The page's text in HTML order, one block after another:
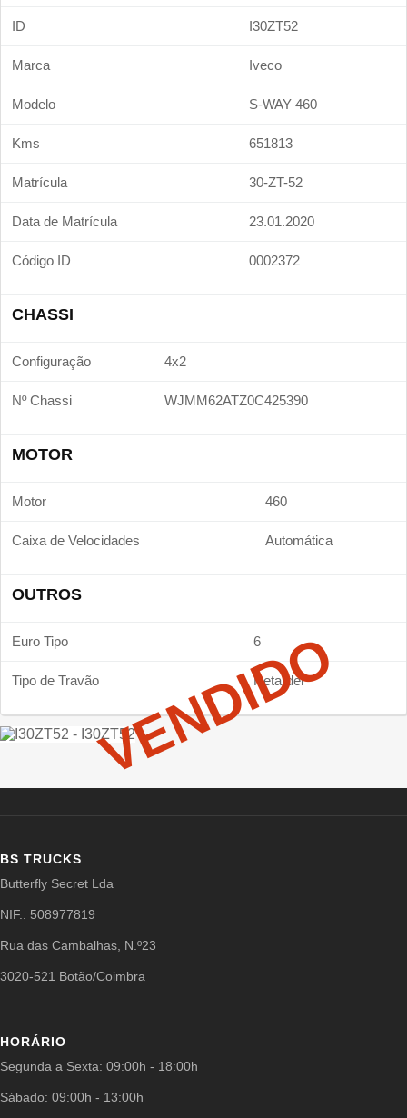
ID I30ZT52
Marca Iveco
Modelo S-WAY 460
Kms 651813
Matrícula 30-ZT-52
Data de Matrícula 23.01.2020
Código ID 0002372
CHASSI
Configuração 4x2
Nº Chassi WJMM62ATZ0C425390
MOTOR
Motor 460
Caixa de Velocidades Automática
OUTROS
Euro Tipo 6
Tipo de Travão Retarder
VENDIDO
BS TRUCKS
Butterfly Secret Lda
NIF.: 508977819
Rua das Cambalhas, N.º23
3020-521 Botão/Coimbra
HORÁRIO
Segunda a Sexta: 09:00h - 18:00h
Sábado: 09:00h - 13:00h